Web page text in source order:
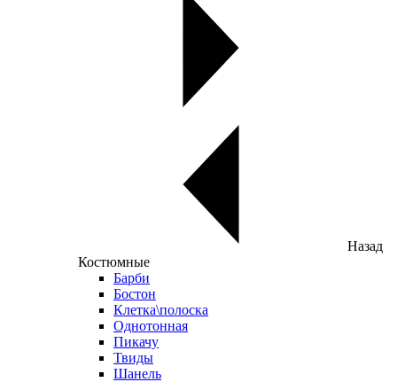
Назад
Костюмные
Барби
Бостон
Клетка\полоска
Однотонная
Пикачу
Твиды
Шанель